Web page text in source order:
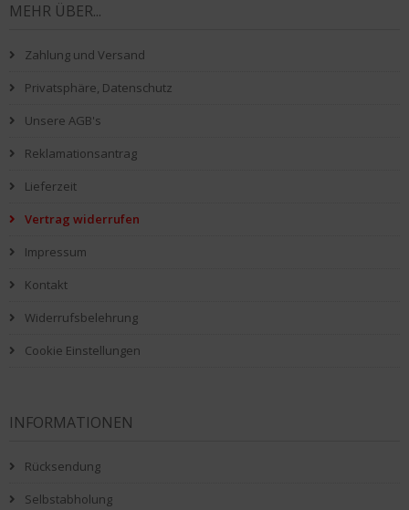
MEHR ÜBER...
Zahlung und Versand
Privatsphäre, Datenschutz
Unsere AGB's
Reklamationsantrag
Lieferzeit
Vertrag widerrufen
Impressum
Kontakt
Widerrufsbelehrung
Cookie Einstellungen
INFORMATIONEN
Rücksendung
Selbstabholung